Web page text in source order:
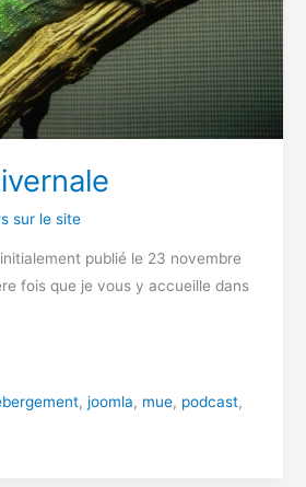
sur le site
publié le 23 novembre
fois que je vous y accueille dans
, joomla, mue, podcast,